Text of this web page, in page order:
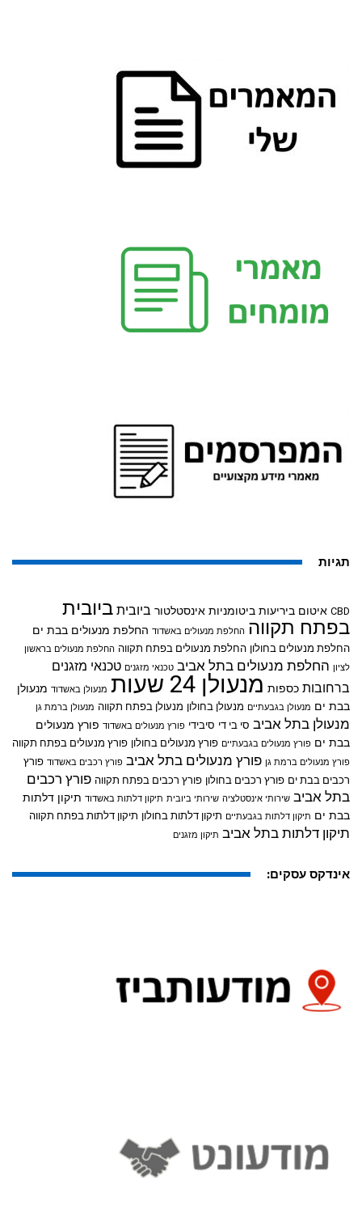
תגיות
CBD איטום ביריעות ביטומניות אינסטלטור ביובית ביובית
בפתח תקווה החלפת מנעולים באשדוד החלפת מנעולים בבת ים
החלפת מנעולים בחולון החלפת מנעולים בפתח תקווה החלפת מנעולים בראשון
לציון החלפת מנעולים בתל אביב טכנאי מזגנים טכנאי מזגנים
ברחובות כספות מנעולן 24 שעות מנעולן באשדוד מנעולן
בבת ים מנעולן בגבעתיים מנעולן בחולון מנעולן בפתח תקווה מנעולן ברמת גן
מנעולן בתל אביב סי בי די סיבידי פורץ מנעולים באשדוד פורץ מנעולים
בבת ים פורץ מנעולים בגבעתיים פורץ מנעולים בחולון פורץ מנעולים בפתח תקווה
פורץ מנעולים ברמת גן פורץ מנעולים בתל אביב פורץ רכבים באשדוד פורץ
רכבים בבת ים פורץ רכבים בחולון פורץ רכבים בפתח תקווה פורץ רכבים
בתל אביב שירותי אינסטלציה שירותי ביובית תיקון דלתות באשדוד תיקון דלתות
בבת ים תיקון דלתות בגבעתיים תיקון דלתות בחולון תיקון דלתות בפתח תקווה
תיקון דלתות בתל אביב תיקון מזגנים
אינדקס עסקים: